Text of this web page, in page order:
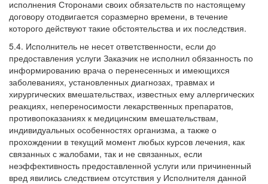
исполнения Сторонами своих обязательств по настоящему
договору отодвигается соразмерно времени, в течение
которого действуют такие обстоятельства и их последствия.
5.4. Исполнитель не несет ответственности, если до
предоставления услуги Заказчик не исполнил обязанность по
информированию врача о перенесенных и имеющихся
заболеваниях, установленных диагнозах, травмах и
хирургических вмешательствах, известных ему аллергических
реакциях, непереносимости лекарственных препаратов,
противопоказаниях к медицинским вмешательствам,
индивидуальных особенностях организма, а также о
прохождении в текущий момент любых курсов лечения, как
связанных с жалобами, так и не связанных, если
неэффективность предоставленной услуги или причиненный
вред явились следствием отсутствия у Исполнителя данной